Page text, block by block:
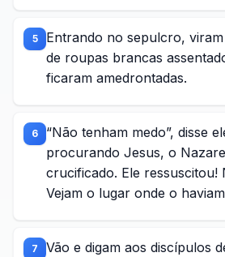
5
Entrando no sepulcro,
de roupas brancas
ficaram amedrontadas.
6
“Não tenham medo”, disse
procurando Jesus, o
crucificado. Ele ressuscitou!
Vejam o lugar onde o
7
Vão e digam aos discípulos